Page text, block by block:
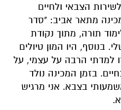
הצבאי ולחיים
מתאר אביב: "סדר
תורה, מתוך נקודת
בנוסף, היו המון טיולים
למדתי הרבה על עצמי, על
בזמן המכינה נולד
בצבא. אני מרגיש